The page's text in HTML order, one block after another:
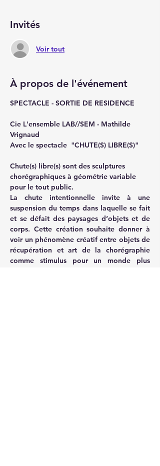
Invités
Voir tout
À propos de l'événement
SPECTACLE - SORTIE DE RESIDENCE
Cie L'ensemble LAB//SEM - Mathilde
Vrignaud
Avec le spectacle "CHUTE(S) LIBRE(S)"
Chute(s) libre(s) sont des sculptures
chorégraphiques à géométrie variable
pour le tout public.
La chute intentionnelle invite à une
suspension du temps dans laquelle se fait
et se défait des paysages d‘objets et de
corps. Cette création souhaite donner à
voir un phénomène créatif entre objets de
récupération et art de la chorégraphie
comme stimulus pour un monde plus